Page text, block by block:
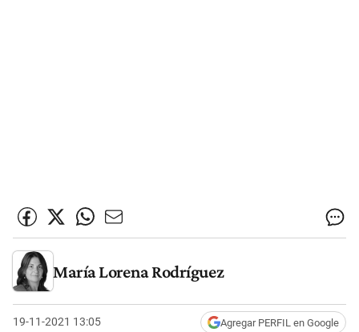
María Lorena Rodríguez
19-11-2021 13:05 Agregar PERFIL en Google